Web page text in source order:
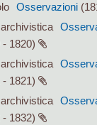
Osservazioni
- 1820)
- 1821)
- 1832)